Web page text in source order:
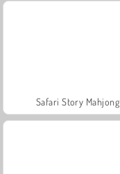
Safari Story Mahjong